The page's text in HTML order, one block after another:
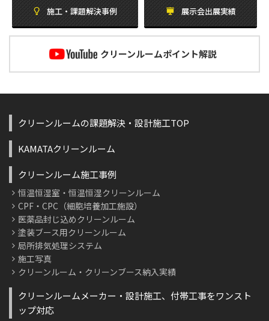
施工・課題解決事例 展示会出展実績
クリーンルームポイント解説
クリーンルームの課題解決・設計施工TOP
KAMATAクリーンルーム
クリーンルーム施工事例
恒温恒湿室・恒温恒湿クリーンルーム
CPF・CPC（細胞培養加工施設）
医薬品封じ込めクリーンルーム
塗装ブース用クリーンルーム
局所排気処理システム
施工写真
クリーンルーム・クリーンブース納入実績
クリーンルームメーカー・設計施工、付帯工事をワンスト
ップ対応